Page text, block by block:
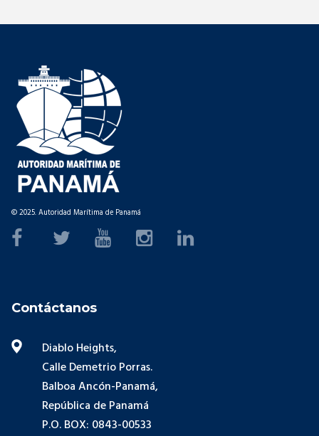
© 2025. Autoridad Marítima de Panamá
Contáctanos
Diablo Heights,
Calle Demetrio Porras.
Balboa Ancón-Panamá,
República de Panamá
P.O. BOX: 0843-00533